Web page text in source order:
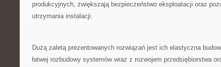
produkcyjnych, zwiększają bezpieczeństwo eksploatacji oraz
utrzymania instalacji.
Dużą zaletą prezentowanych rozwiązań jest ich elastyczna
łatwej rozbudowy systemów wraz z rozwojem przedsiębiorstwa